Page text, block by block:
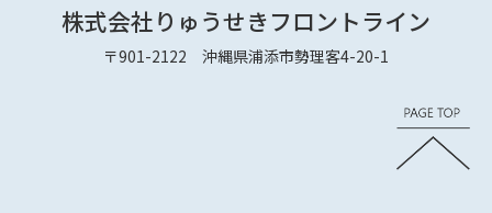
株式会社りゅうせきフロントライン
〒901-2122 沖縄県浦添市勢理客4-20-1